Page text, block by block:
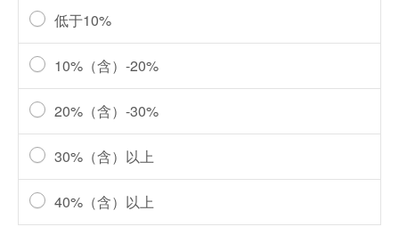
低于10%
10%（含）-20%
20%（含）-30%
30%（含）以上
40%（含）以上